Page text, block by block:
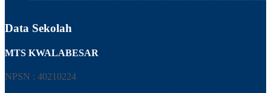
Data Sekolah
MTS KWALABESAR
NPSN : 40210224